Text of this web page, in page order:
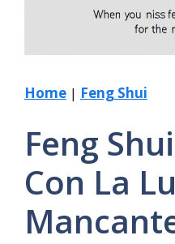
Home | Feng Shui
Feng
Con La